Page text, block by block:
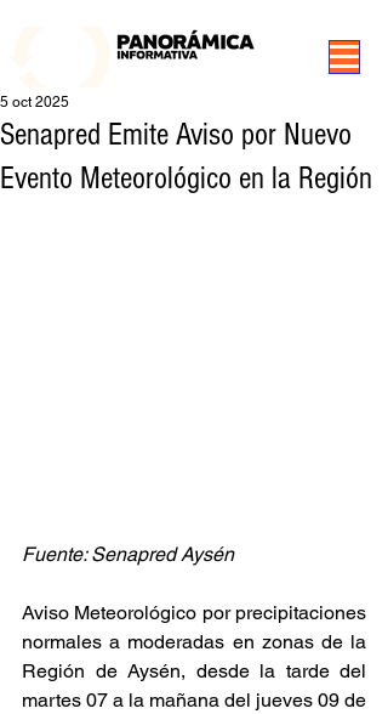
Senapred Emite Aviso por Nuevo
Evento Meteorológico en la Región
5 oct 2025
Fuente: Senapred Aysén
Aviso Meteorológico por precipitaciones
normales a moderadas en zonas de la
Región de Aysén, desde la tarde del
martes 07 a la mañana del jueves 09 de